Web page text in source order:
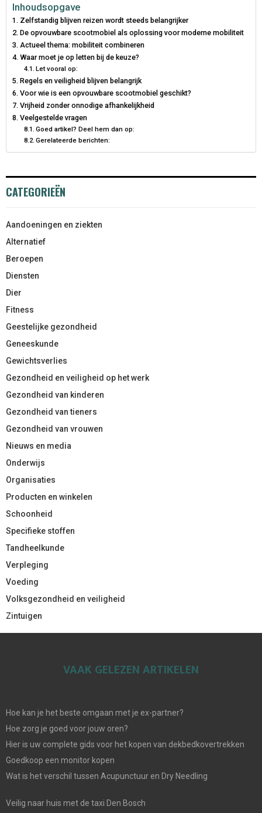
Inhoudsopgave
Zelfstandig blijven reizen wordt steeds belangrijker
De opvouwbare scootmobiel als oplossing voor moderne mobiliteit
Actueel thema: mobiliteit combineren
Waar moet je op letten bij de keuze?
Let vooral op:
Regels en veiligheid blijven belangrijk
Voor wie is een opvouwbare scootmobiel geschikt?
Vrijheid zonder onnodige afhankelijkheid
Veelgestelde vragen
Goed artikel? Deel hem dan op:
Gerelateerde berichten:
CATEGORIEËN
Aandoeningen en ziekten
Alternatief
Beroepen
Diensten
Dier
Fitness
Geestelijke gezondheid
Geneeskunde
Gewichtsverlies
Gezondheid en veiligheid op het werk
Gezondheid van kinderen
Gezondheid van tieners
Gezondheid van vrouwen
Nieuws en media
Onderwijs
Organisaties
Producten en winkelen
Schoonheid
Specifieke stoffen
Tandheelkunde
Verpleging
Voeding
Volksgezondheid en veiligheid
Zintuigen
VAAK GELEZEN ARTIKELEN
Hoe kan je het beste omgaan met je ex-partner?
Hoe zorg je goed voor jouw oren?
Hier is uw complete gids voor het kopen van dekbedkovertrekken
Goedkoop een monitor kopen
Wat is het verschil tussen Acupunctuur en Dry Needling
Veilig naar huis met de taxi Den Bosch